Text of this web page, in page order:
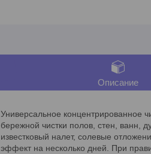
Описание
Универсальное концентрированное
бережной чистки полов, стен, ванн,
известковый налет, солевые
эффект на несколько дней. При